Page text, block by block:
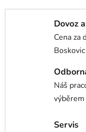
Dovoz
Cena za
Boskovic
Náš
výběrem
Servis